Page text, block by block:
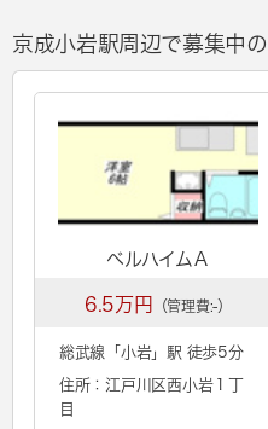
京成小岩駅周辺で募集中
ベルハイムＡ
6.5万円 （管理費:-）
総武線「 小岩」駅 徒歩5分
住所：江戸川区西小岩１丁
目